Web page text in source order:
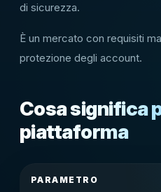
di sicurezza.
È un mercato con requisiti
protezione degli account.
Cosa significa
piattaforma
PARAMETRO